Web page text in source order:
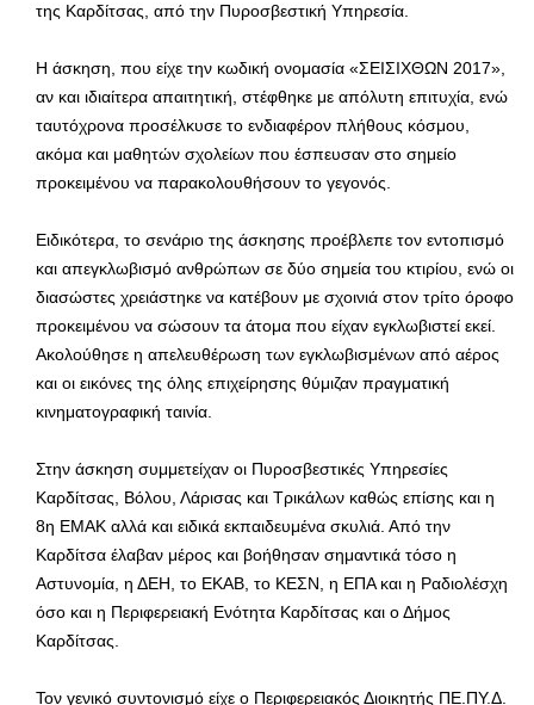
της Καρδίτσας, από την Πυροσβεστική Υπηρεσία.
Η άσκηση, που είχε την κωδική ονομασία «ΣΕΙΣΙΧΘΩΝ 2017»,
αν και ιδιαίτερα απαιτητική, στέφθηκε με απόλυτη επιτυχία, ενώ
ταυτόχρονα προσέλκυσε το ενδιαφέρον πλήθους κόσμου,
ακόμα και μαθητών σχολείων που έσπευσαν στο σημείο
προκειμένου να παρακολουθήσουν το γεγονός.
Ειδικότερα, το σενάριο της άσκησης προέβλεπε τον εντοπισμό
και απεγκλωβισμό ανθρώπων σε δύο σημεία του κτιρίου, ενώ οι
διασώστες χρειάστηκε να κατέβουν με σχοινιά στον τρίτο όροφο
προκειμένου να σώσουν τα άτομα που είχαν εγκλωβιστεί εκεί.
Ακολούθησε η απελευθέρωση των εγκλωβισμένων από αέρος
και οι εικόνες της όλης επιχείρησης θύμιζαν πραγματική
κινηματογραφική ταινία.
Στην άσκηση συμμετείχαν οι Πυροσβεστικές Υπηρεσίες
Καρδίτσας, Βόλου, Λάρισας και Τρικάλων καθώς επίσης και η
8η ΕΜΑΚ αλλά και ειδικά εκπαιδευμένα σκυλιά. Από την
Καρδίτσα έλαβαν μέρος και βοήθησαν σημαντικά τόσο η
Αστυνομία, η ΔΕΗ, το ΕΚΑΒ, το ΚΕΣΝ, η ΕΠΑ και η Ραδιολέσχη
όσο και η Περιφερειακή Ενότητα Καρδίτσας και ο Δήμος
Καρδίτσας.
Τον γενικό συντονισμό είχε ο Περιφερειακός Διοικητής ΠΕ.ΠΥ.Δ.